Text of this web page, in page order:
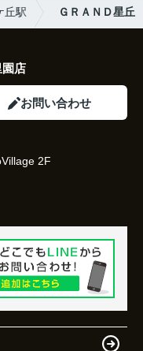
丘駅 ＧＲＡＮＤ星丘
園店
お問い合わせ
2F